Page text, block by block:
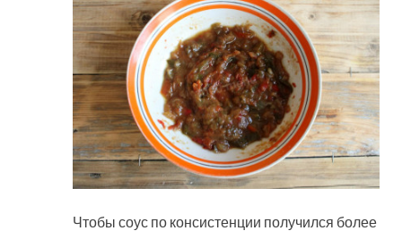
Чтобы соус по консистенции получился более